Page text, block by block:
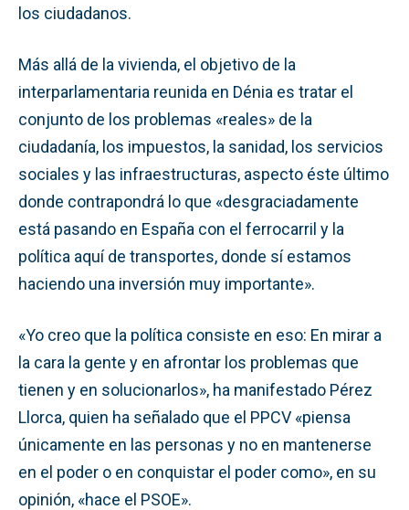
los ciudadanos.
Más allá de la vivienda, el objetivo de la
interparlamentaria reunida en Dénia es tratar el
conjunto de los problemas «reales» de la
ciudadanía, los impuestos, la sanidad, los servicios
sociales y las infraestructuras, aspecto éste último
donde contrapondrá lo que «desgraciadamente
está pasando en España con el ferrocarril y la
política aquí de transportes, donde sí estamos
haciendo una inversión muy importante».
«Yo creo que la política consiste en eso: En mirar a
la cara la gente y en afrontar los problemas que
tienen y en solucionarlos», ha manifestado Pérez
Llorca, quien ha señalado que el PPCV «piensa
únicamente en las personas y no en mantenerse
en el poder o en conquistar el poder como», en su
opinión, «hace el PSOE».